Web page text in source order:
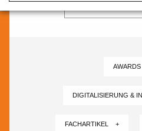
DIGITALISIERUNG &
FACHARTIKEL +